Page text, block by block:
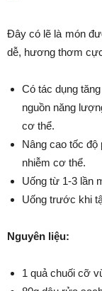
Đây có lẽ là món
dễ, hương thơm
Có tác dụng
nguồn năng
cơ thể.
Nâng cao tốc độ
nhiễm cơ thể.
Uống từ 1-3 lần
Uống trước khi
Nguyên liệu:
1 quả chuối cỡ